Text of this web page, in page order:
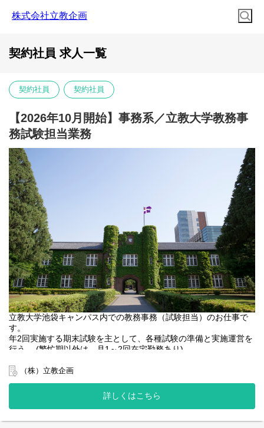
株式会社立教企画
契約社員 求人一覧
契約社員 契約社員
【2026年10月開始】事務系／立教大学教務事
務試験担当業務
立教大学池袋キャンパス内での教務事務（試験担当）のお仕事で
す。
年2回実施する期末試験を主として、各種試験の準備と実施運営を
行う。 (繁忙期以外は、月1～2回在宅勤務あり)
・教職員・学生対応（窓口・電話・メール）
・アルバイト管理（シフト作成、研修、スタッフ業務管理）
・PC操作による文書作成、既存データベースの検索・操作、デー
タの更新、プリントアウト
（Excel、Word、Access、ブラウザソフト、メールソフト、専用
端末）
（株）立教企画
詳しくはこちら